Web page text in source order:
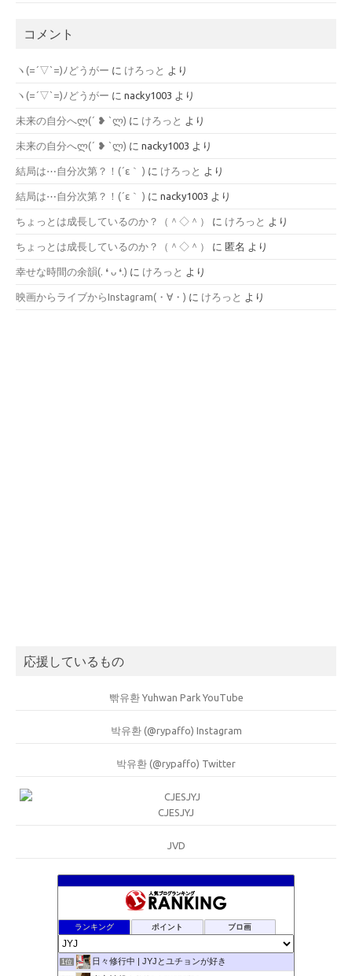
コメント
ヽ(=´▽`=)ﾉどうがー に けろっと より
ヽ(=´▽`=)ﾉどうがー に nacky1003 より
未来の自分へლ⁠(⁠´⁠ ⁠❥⁠ ⁠`⁠ლ⁠) に けろっと より
未来の自分へლ⁠(⁠´⁠ ⁠❥⁠ ⁠`⁠ლ⁠) に nacky1003 より
結局は⋯自分次第？！(´ε｀ ) に けろっと より
結局は⋯自分次第？！(´ε｀ ) に nacky1003 より
ちょっとは成長しているのか？（＾◇＾） に けろっと より
ちょっとは成長しているのか？（＾◇＾） に 匿名 より
幸せな時間の余韻(⁠.⁠ ⁠❛⁠ ⁠ᴗ⁠ ⁠❛⁠.⁠) に けろっと より
映画からライブからInstagram(⁠・⁠∀⁠・⁠) に けろっと より
応援しているもの
빢유환 Yuhwan Park YouTube
박유환 (@rypaffo) Instagram
박유환 (@rypaffo) Twitter
CJESJYJ
JVD
ランキング ポイント ブロ画
1位 日々修行中 | JYJとユチョンが好き